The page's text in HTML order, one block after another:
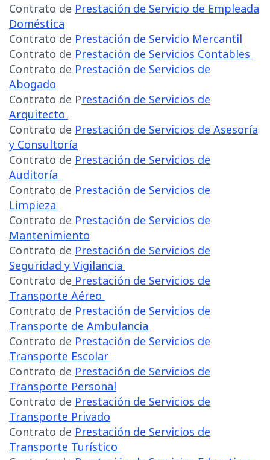
Contrato de Prestación de Servicio de Empleada
Doméstica
Contrato de Prestación de Servicio Mercantil
Contrato de Prestación de Servicios Contables
Contrato de Prestación de Servicios de
Abogado
Contrato de Prestación de Servicios de
Arquitecto
Contrato de Prestación de Servicios de Asesoría
y Consultoría
Contrato de Prestación de Servicios de
Auditoría
Contrato de Prestación de Servicios de
Limpieza
Contrato de Prestación de Servicios de
Mantenimiento
Contrato de Prestación de Servicios de
Seguridad y Vigilancia
Contrato de Prestación de Servicios de
Transporte Aéreo
Contrato de Prestación de Servicios de
Transporte de Ambulancia
Contrato de Prestación de Servicios de
Transporte Escolar
Contrato de Prestación de Servicios de
Transporte Personal
Contrato de Prestación de Servicios de
Transporte Privado
Contrato de Prestación de Servicios de
Transporte Turístico